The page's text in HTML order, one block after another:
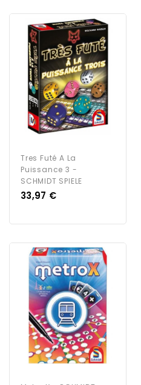
Tres Futé A La
Puissance 3 -
SCHMIDT SPIELE
Prix
33,97 €